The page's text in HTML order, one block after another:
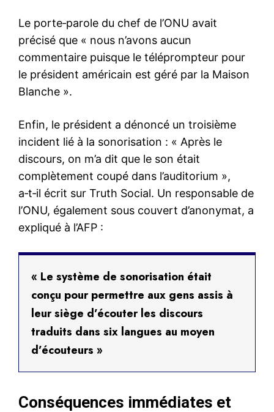
Le porte‑parole du chef de l’ONU avait
précisé que « nous n’avons aucun
commentaire puisque le téléprompteur pour
le président américain est géré par la Maison
Blanche ».
Enfin, le président a dénoncé un troisième
incident lié à la sonorisation : « Après le
discours, on m’a dit que le son était
complètement coupé dans l’auditorium »,
a‑t‑il écrit sur Truth Social. Un responsable de
l’ONU, également sous couvert d’anonymat, a
expliqué à l’AFP :
« Le système de sonorisation était
conçu pour permettre aux gens assis à
leur siège d’écouter les discours
traduits dans six langues au moyen
d’écouteurs »
Conséquences immédiates et